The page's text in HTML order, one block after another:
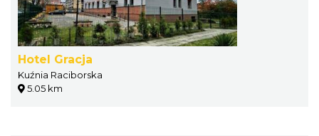
Hotel Gracja
Kuźnia Raciborska
5.05 km